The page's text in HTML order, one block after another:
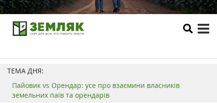
ТЕМА ДНЯ:
Пайовик vs Орендар: усе про взаємини власників
земельних паїв та орендарів